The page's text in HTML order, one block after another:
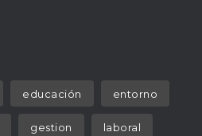
educación entorno
gestion laboral